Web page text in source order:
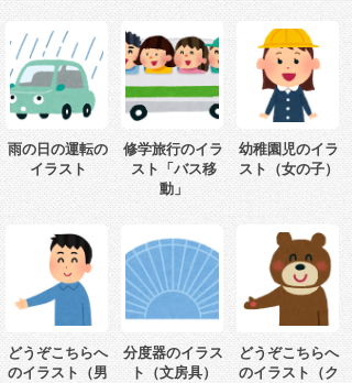
雨の日の運転の
イラスト
修学旅行のイラ
スト「バス移
動」
幼稚園児のイラ
スト（女の子）
どうぞこちらへ
のイラスト（男
分度器のイラス
ト（文房具）
どうぞこちらへ
のイラスト（ク